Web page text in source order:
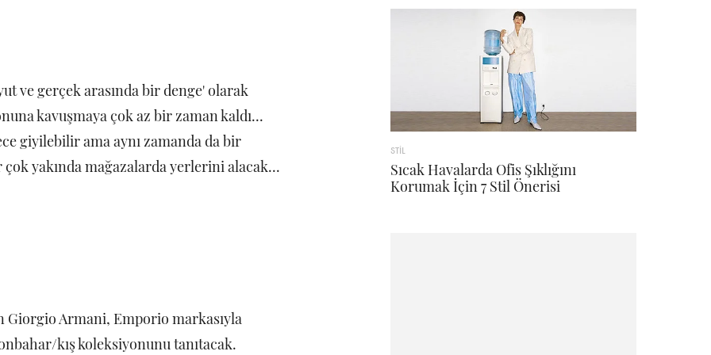
ve gerçek arasında bir denge' olarak
kavuşmaya çok az bir zaman kaldı...
giyilebilir ama aynı zamanda da bir
çok yakında mağazalarda yerlerini alacak...
Giorgio Armani, Emporio markasıyla
kış koleksiyonunu tanıtacak.
STİL
Sıcak Havalarda Ofis Şıklığını
Korumak İçin 7 Stil Önerisi